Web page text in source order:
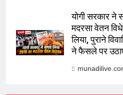
योगी सरकार
मदरसा वेतन
लिया, पुराने
ने फैसले पर